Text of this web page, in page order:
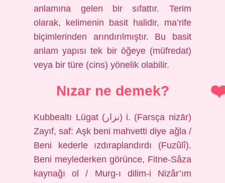
anlamına gelen bir sıfattır. Terim
olarak, kelimenin basit halidir, ma’rife
biçimlerinden arındırılmıştır. Bu basit
anlam yapısı tek bir öğeye (müfredat)
veya bir türe (cins) yönelik olabilir.
Nızar ne demek?
Kubbealtı Lügat (ﻧﺰﺍﺭ) i. (Farsça nizār)
Zayıf, saf: Aşk beni mahvetti diye ağla /
Beni kederle ızdıraplandırdı (Fuzûlî).
Beni meylederken görünce, Fitne-Sâza
kaynağı ol / Murg-ı dilim-i Nizâr’ım